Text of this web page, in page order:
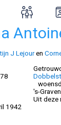
J Lejouren
1942
's-
Uit deze